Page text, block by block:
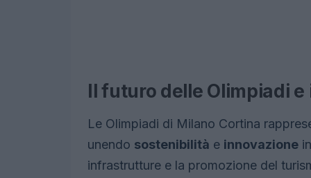
Il futuro delle Olimpiadi
Le Olimpiadi di Milano Cortina
unendo sostenibilità e innovazione
infrastrutture e la promozione del